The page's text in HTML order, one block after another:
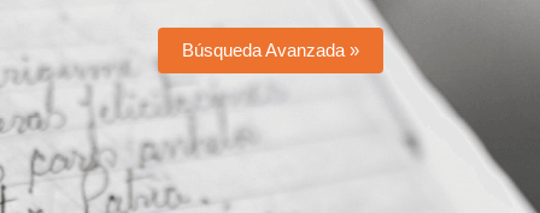
Búsqueda Avanzada »